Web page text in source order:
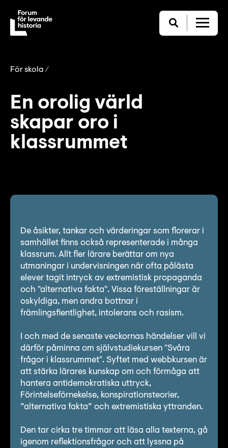
För skola
En orolig värld
skapar oro i
klassrummet
De åsikter, tankar och värderingar som florerar i
samhället finns också representerade i många
klassrum. Allt fler lärare berättar om nya
utmaningar i undervisningen när ofta pålästa
elever tagit intryck av extremistisk propaganda
och "alternativa fakta". Vissa föreställningar är
oskyldiga, men andra bottnar i
främlingsfientlighet, intolerans och rasism.
I och med de senaste veckornas händelser vill vi
därför påminna om självstudiekursen "Svåra
frågor i klassrummet". Syftet med webbkursen är
att stärka lärares kunskap om och förmåga att
hantera antidemokratiska uttryck,
Förintelseförnekelse, konspirationsteorier,
”alternativa fakta” och extremistiska yttranden.
Den tar cirka tre timmar att läsa alla texterna, gå
igenom reflektionsfrågor och att lyssna på